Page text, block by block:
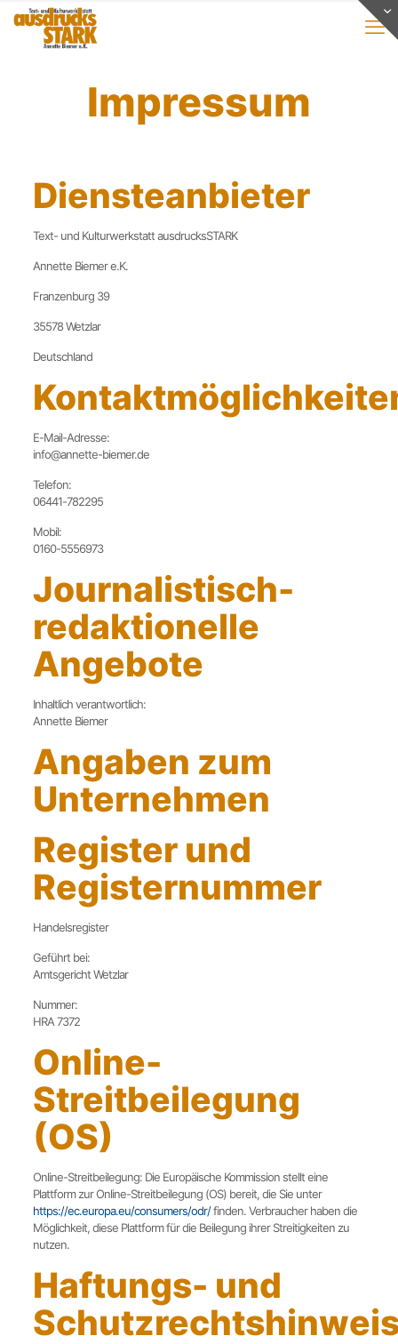
Impressum
Diensteanbieter
Text- und Kulturwerkstatt ausdrucksSTARK
Annette Biemer e.K.
Franzenburg 39
35578 Wetzlar
Deutschland
E-Mail-Adresse:
info@annette-biemer.de
Telefon:
06441-782295
Mobil:
0160-5556973
Journalistisch-
redaktionelle
Angebote
Inhaltlich verantwortlich:
Annette Biemer
Angaben zum
Unternehmen
Register und
Registernummer
Handelsregister
Geführt bei:
Amtsgericht Wetzlar
Nummer:
HRA 7372
Online-
Streitbeilegung
(OS)
Online-Streitbeilegung: Die Europäische Kommission stellt eine
Plattform zur Online-Streitbeilegung (OS) bereit, die Sie unter
https://ec.europa.eu/consumers/odr/finden. Verbraucher haben die
Möglichkeit, diese Plattform für die Beilegung ihrer Streitigkeiten zu
nutzen.
Haftungs- und